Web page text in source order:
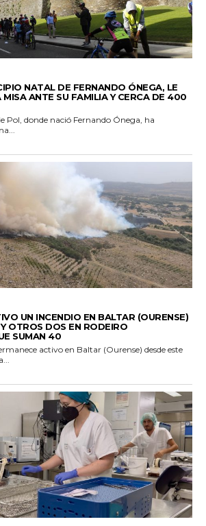
NATAL DE FERNANDO ÓNEGA, LE
MISA ANTE SU FAMILIA Y CERCA DE 400
Pol, donde nació Fernando Ónega, ha
UN INCENDIO EN BALTAR (OURENSE)
OTROS DOS EN RODEIRO
SUMAN 40
activo en Baltar (Ourense) desde este